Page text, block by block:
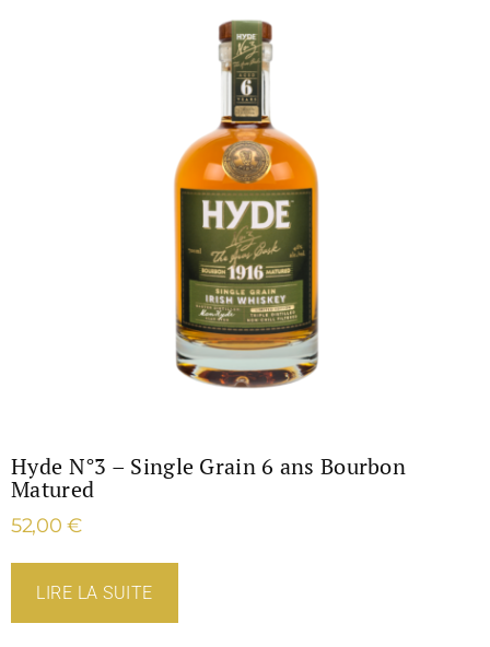
Hyde N°3 – Single Grain 6 ans Bourbon
Matured
52,00€
LIRE LA SUITE